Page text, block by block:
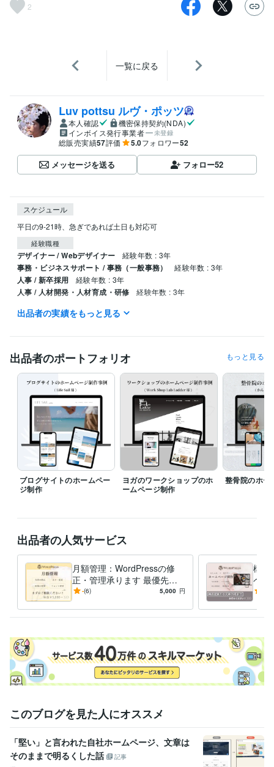
2
一覧に戻る
Luv pottsu ルヴ・ポッツ
本人確認
機密保持契約(NDA)
インボイス発行事業者
未登録
総販売実績57評価 5.0フォロワー52
メッセージを送る フォロー52
スケジュール
平日の9-21時、急ぎであれば土日も対応可
経験職種
デザイナー / Webデザイナー 経験年数 : 3年
事務・ビジネスサポート / 事務（一般事務） 経験年数 : 3年
人事 / 新卒採用 経験年数 : 3年
人事 / 人材開発・人材育成・研修 経験年数 : 3年
ビジネス・クリエイティブツール
Google スライド:5年Google ドキュメント:5年Word:5年BASE:3年
Canva:3年
得意分野
Web制作・HP作成・EC構築 WEBホームページ作成
出品者の実績をもっと見る
出品者のポートフォリオ もっと見る
ブログサイトのホームペー
ジ制作
ヨガのワークショップのホ
ームページ制作
整骨院のホー
出品者の人気サービス
月額管理：WordPressの修
正・管理承ります 最優先で
即日対応！ / 月額制で安心サ
-(6) 5,000 円
構成
ペー
案・
このブログを見た人にオススメ
「堅い」と言われた自社ホームページ、文章は
そのままで明るくした話
記事